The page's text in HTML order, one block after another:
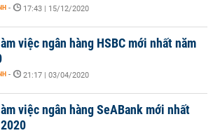
- 17:43 | 15/12/2020
việc ngân hàng HSBC mới nhất năm
- 21:17 | 03/04/2020
việc ngân hàng SeABank mới nhất